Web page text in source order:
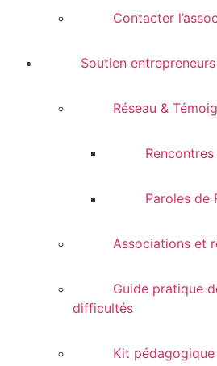
Contacter
Soutien entrepreneurs
Réseau &
Paroles de
Associations et
Guide pratique
difficultés
Kit